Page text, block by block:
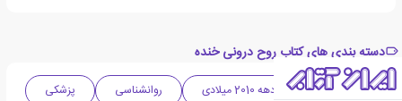
دسته بندی های کتاب روح درونی خنده
ادبیات هند دهه 2010 میلادی روانشناسی
پزشکی